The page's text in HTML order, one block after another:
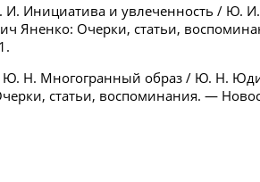
Инициатива и увлеченность / Ю.
Яненко: Очерки, статьи,
Н. Многогранный образ / Ю. Н.
статьи, воспоминания. —